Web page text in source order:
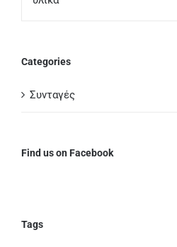
Categories
Συνταγές
Find us on Facebook
Tags